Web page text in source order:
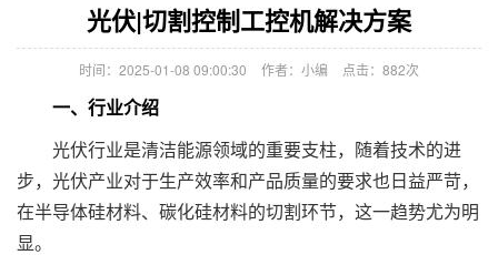
光伏|切割控制工控机解决方案
时间：2025-01-08 09:00:30 作者：小编 点击： 882次
一、行业介绍
光伏行业是清洁能源领域的重要支柱，随着技术的进
步，光伏产业对于生产效率和产品质量的要求也日益严苛，
在半导体硅材料、碳化硅材料的切割环节，这一趋势尤为明
显。